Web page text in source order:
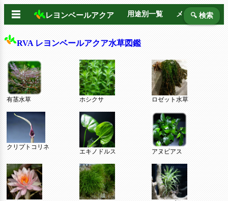
☰ レヨンベールアクア 用途別一覧 メーカー別
🔍 検索
RVA レヨンベールアクア水草図鑑
有茎水草 ホシクサ ロゼット水草
クリプトコリネ
エキノドルス アヌビアス